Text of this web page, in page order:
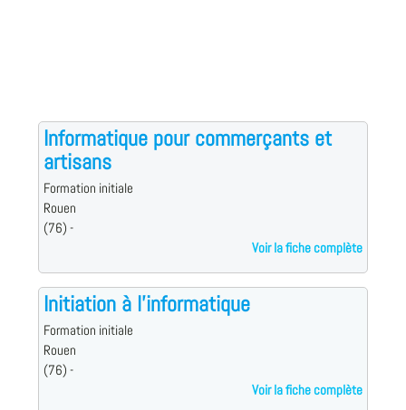
Informatique pour commerçants et
artisans
Formation initiale
Rouen
(76) -
Voir la fiche complète
Initiation à l'informatique
Formation initiale
Rouen
(76) -
Voir la fiche complète